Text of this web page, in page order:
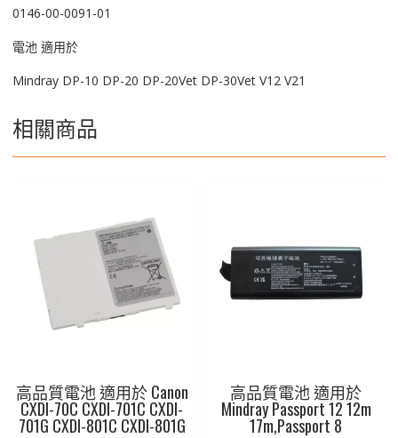
0146-00-0091-01
電池 適用於
Mindray DP-10 DP-20 DP-20Vet DP-30Vet V12 V21
相關商品
高品質電池 適用於 Canon
CXDI-70C CXDI-701C CXDI-
701G CXDI-801C CXDI-801G
高品質電池 適用於
Mindray Passport 12 12m
17m,Passport 8